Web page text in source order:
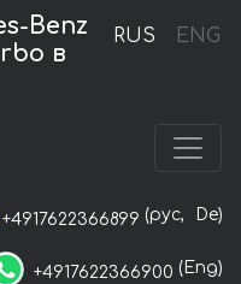
RUS ENG
Benz
в
+4917622366899 (рус, De)
+4917622366900 (Eng)